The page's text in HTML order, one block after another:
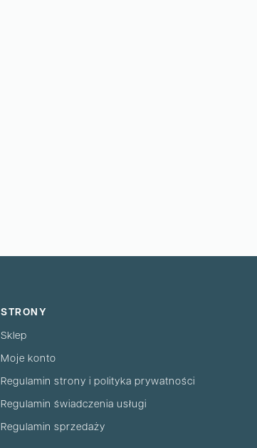
STRONY
Sklep
Moje konto
Regulamin strony i polityka prywatności
Regulamin świadczenia usługi
Regulamin sprzedaży